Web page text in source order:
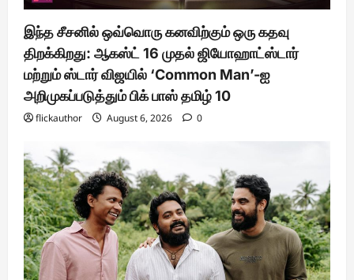
இந்த சீசனில் ஒவ்வொரு கனவிற்கும் ஒரு கதவு
திறக்கிறது: ஆகஸ்ட் 16 முதல் ஜியோஹாட்ஸ்டார்
மற்றும் ஸ்டார் விஜயில் ‘Common Man’-ஐ
அறிமுகப்படுத்தும் பிக் பாஸ் தமிழ் 10
flickauthor August 6, 2026 0